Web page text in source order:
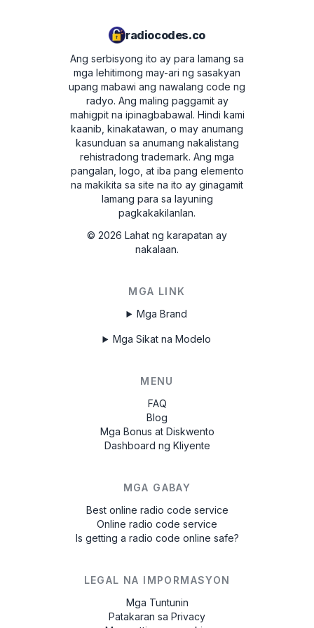
radiocodes.co
Ang serbisyong ito ay para lamang sa
mga lehitimong may-ari ng sasakyan
upang mabawi ang nawalang code ng
radyo. Ang maling paggamit ay
mahigpit na ipinagbabawal. Hindi kami
kaanib, kinakatawan, o may anumang
kasunduan sa anumang nakalistang
rehistradong trademark. Ang mga
pangalan, logo, at iba pang elemento
na makikita sa site na ito ay ginagamit
lamang para sa layuning
pagkakakilanlan.
© 2026 Lahat ng karapatan ay
nakalaan.
MGA LINK
Mga Brand
Mga Sikat na Modelo
MENU
FAQ
Blog
Mga Bonus at Diskwento
Dashboard ng Kliyente
MGA GABAY
Best online radio code service
Online radio code service
Is getting a radio code online safe?
LEGAL NA IMPORMASYON
Mga Tuntunin
Patakaran sa Privacy